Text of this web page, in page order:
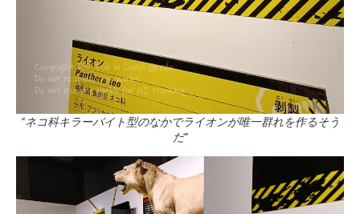
“ネコ科キラーバイト型のなかでライオンが唯一群れを作るそう
だ”